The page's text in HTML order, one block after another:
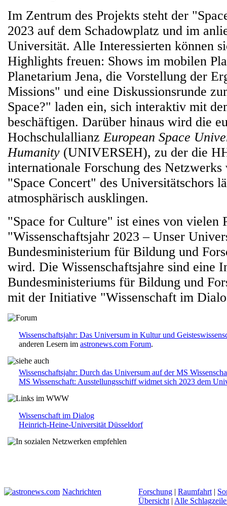
Im Zentrum des Projekts steht der
2023 auf dem Schadowplatz und im
Universität. Alle Interessierten können
Highlights freuen: Shows im mobilen
Planetarium Jena, die Vorstellung der
Missions" und eine Diskussionsrunde
Space?" laden ein, sich interaktiv mit
beschäftigen. Darüber hinaus wird die
HochschulallianzEuropean Space
Humanity (UNIVERSEH), zu der die
internationale Forschung des
"Space Concert" des Universitätschors
atmosphärisch ausklingen.
"Space for Culture" ist eines von vielen
"Wissenschaftsjahr 2023 – Unser
Bundesministerium für Bildung und
wird. Die Wissenschaftsjahre sind eine
Bundesministeriums für Bildung und
mit der Initiative "Wissenschaft im
Wissenschaftsjahr: Das Universum in Kultur und
anderen Lesern im astronews.com Forum.
Wissenschaftsjahr: Durch das Universum auf der MS
MS Wissenschaft: Ausstellungsschiff widmet sich 2023 dem
Wissenschaft im Dialog
Heinrich-Heine-Universität Düsseldorf
Nachrichten Forschung | Raumfahrt |
Übersicht | Alle